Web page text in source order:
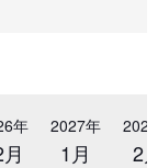
年 2027年
1月 2